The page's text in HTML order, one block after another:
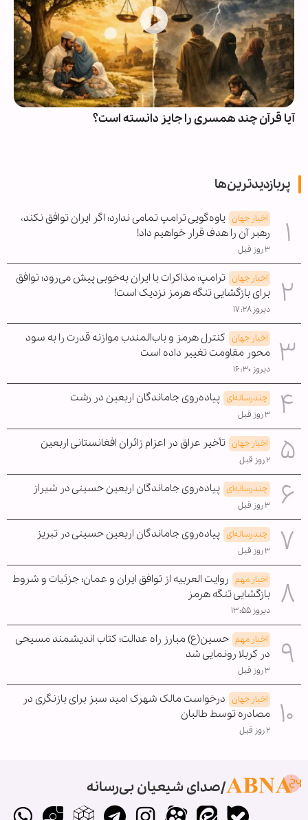
آیا قرآن چند همسری را جایز دانسته است؟
پربازدیدترین‌ها
اخبار جهان یاوه‌گویی ترامپ تمامی ندارد؛ اگر ایران توافق نکند،
رهبر آن را هدف قرار خواهیم داد!
۳ روز قبل
اخبار جهان ترامپ: مذاکرات با ایران به‌خوبی پیش می‌رود؛ توافق
برای بازگشایی تنگه هرمز نزدیک است!
دیروز ۱۷:۲۸
اخبار جهان کنترل هرمز و باب‌المندب موازنه قدرت را به سود
محور مقاومت تغییر داده است
دیروز ۱۶:۳۰
چندرسانه‌ای پیاده‌روی جاماندگان اربعین در رشت
۳ روز قبل
اخبار جهان تأخیر عراق در اعزام زائران افغانستانی اربعین
۲ روز قبل
چندرسانه‌ای پیاده‌روی جاماندگان اربعین حسینی در شیراز
۳ روز قبل
چندرسانه‌ای پیاده‌روی جاماندگان اربعین حسینی در تبریز
۳ روز قبل
اخبار مهم روایت العربیه از توافق ایران و عمان؛ جزئیات و شروط
بازگشایی تنگه هرمز
دیروز ۱۳:۵۵
اخبار مهم حسین(ع) مبارز راه عدالت؛ کتاب اندیشمند مسیحی
در کربلا رونمایی شد
۳ روز قبل
اخبار جهان درخواست مالک شهرک امید سبز برای بازنگری در
مصادره توسط طالبان
۲ روز قبل
صدای شیعیان بی‌رسانه